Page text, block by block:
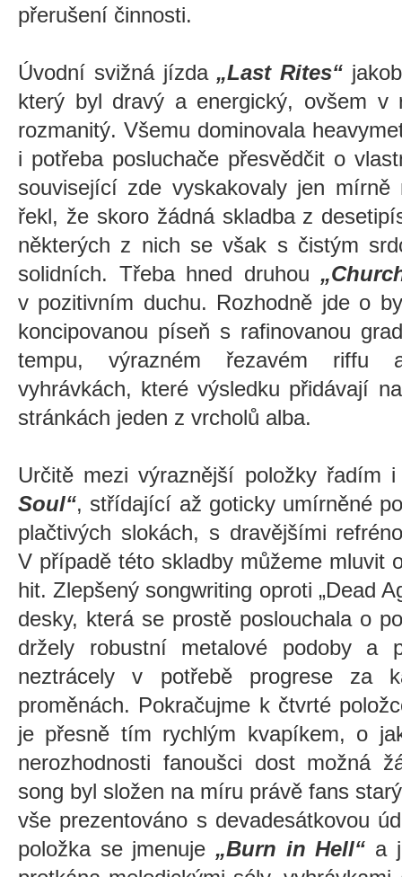
přerušení činnosti.
Úvodní svižná jízda „Last Rites“
který byl dravý a energický, ovšem v
rozmanitý. Všemu dominovala
i potřeba posluchače přesvědčit o
související zde vyskakovaly jen mírně
řekl, že skoro žádná skladba z
některých z nich se však s čistým
solidních. Třeba hned druhou
v pozitivním duchu. Rozhodně jde o
koncipovanou píseň s rafinovanou
tempu, výrazném řezavém riffu
vyhrávkách, které výsledku přidávají
stránkách jeden z vrcholů alba.
Určitě mezi výraznější položky řadím
Soul“, střídající až goticky umírněné
plačtivých slokách, s dravějšími
V případě této skladby můžeme mluvit
hit. Zlepšený songwriting oproti „Dead
desky, která se prostě poslouchala o
držely robustní metalové podoby a
neztrácely v potřebě progrese za
proměnách. Pokračujme k čtvrté
je přesně tím rychlým kvapíkem, o
nerozhodnosti fanoušci dost možná
song byl složen na míru právě fans
vše prezentováno s devadesátkovou
položka se jmenuje „Burn in Hell“ a